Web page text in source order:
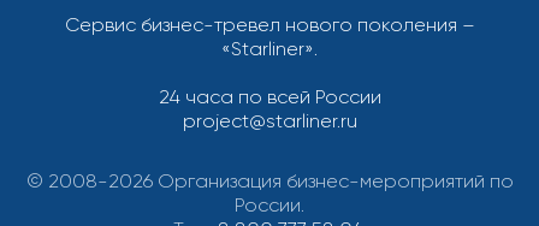
Сервис бизнес-тревел нового поколения –
«Starliner».
24 часа по всей России
project@starliner.ru
© 2008-2026 Организация бизнес-мероприятий по
России.